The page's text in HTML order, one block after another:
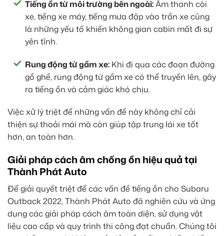
Tiếng ồn từ môi trường bên ngoài:Âm thanh còi
xe, tiếng xe máy, tiếng mưa đập vào trần xe cũng
là những yếu tố khiến không gian cabin mất đi sự
yên tĩnh.
Rung động từ gầm xe: Khi đi qua các đoạn đường
gồ ghề, rung động từ gầm xe có thể truyền lên, gây
ra tiếng ồn và cảm giác khó chịu.
Việc xử lý triệt để những vấn đề này không chỉ cải
thiện sự thoải mái mà còn giúp tập trung lái xe tốt
hơn, an toàn hơn.
Giải pháp cách âm chống ồn hiệu quả tại
Thành Phát Auto
Để giải quyết triệt để các vấn đề tiếng ồn cho Subaru
Outback 2022, Thành Phát Auto đã nghiên cứu và ứng
dụng các giải pháp cách âm toàn diện, sử dụng vật
liệu cao cấp và quy trình thi công đạt chuẩn. Chúng tôi